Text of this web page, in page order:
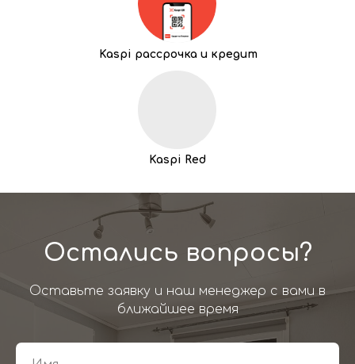
Kaspi рассрочка и кредит
Kaspi Red
Остались вопросы?
Оставьте заявку и наш менеджер с вами в
ближайшее время